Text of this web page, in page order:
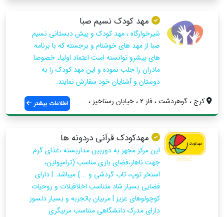
مهد کودک نسیم صبا
شیرخوارگاه ، مهد کودک و پیش دبستانی نسیم
صبا از مهد های خوشنام و برجسته که با برنامه
های پیشرو توانسنه است اعتماد اولیاء خصوصا
مادران را جلب نموده و این مهد کودک را به
دوستان و آشنایان خود سفارش نمایند.
کرج ، گوهردشت ، فاز 2 ، خیابان رستاخیز ،...
اطلاعات بیشتر
مهدکودک قرآنی دردونه ها
این مرکز مجهز به دوربین مداربسته ،غذای گرم
جهت ناهار،فضای بازی مناسب (ترامپولین،
استخر توپ، تاب گردشی و ...) میباشد. | دارای
فضایی بسیار شاد متناسب اخلاقیلات و روحیات
کوچولوهای عزیز | مربیان باتجربه و بسیار دلسوز
دارای مدرک دانشگاهی متناسب مربیگری